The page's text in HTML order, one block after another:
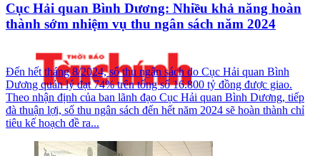
Cục Hải quan Bình Dương: Nhiều khả năng hoàn
thành sớm nhiệm vụ thu ngân sách năm 2024
Đến hết tháng 8/2024, số thu ngân sách do Cục Hải quan Bình
Dương quản lý đạt 74% trên tổng số 16.800 tỷ đồng được giao.
Theo nhận định của ban lãnh đạo Cục Hải quan Bình Dương, tiếp
đà thuận lợi, số thu ngân sách đến hết năm 2024 sẽ hoàn thành chỉ
tiêu kế hoạch đề ra...